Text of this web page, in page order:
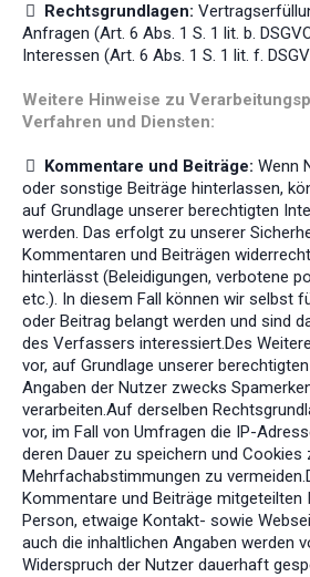
Rechtsgrundlagen:
Anfragen (Art. 6 Abs. 1 S. 1 lit. b.
Interessen (Art. 6 Abs. 1 S. 1 lit. f.
Weitere Hinweise zu
Verfahren und Diensten:
Kommentare und Beiträge:Wenn
oder sonstige Beiträge hinterlassen,
auf Grundlage unserer berechtigten
werden. Das erfolgt zu unserer
Kommentaren und Beiträgen
hinterlässt (Beleidigungen, verbotene
etc.). In diesem Fall können wir selbst
oder Beitrag belangt werden und sind
des Verfassers interessiert.Des
vor, auf Grundlage unserer
Angaben der Nutzer zwecks
verarbeiten.Auf derselben
vor, im Fall von Umfragen die IP-
deren Dauer zu speichern und Cookies
Mehrfachabstimmungen zu
Kommentare und Beiträge
Person, etwaige Kontakt- sowie
auch die inhaltlichen Angaben werden
Widerspruch der Nutzer dauerhaft